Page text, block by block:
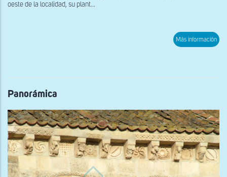
oeste de la localidad, su plant...
Más información
Panorámica